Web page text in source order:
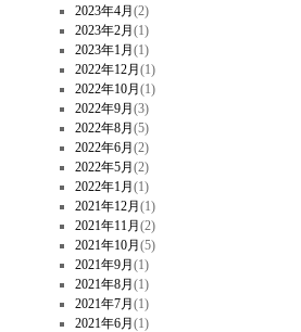
2023年4月 (2)
2023年2月 (1)
2023年1月 (1)
2022年12月 (1)
2022年10月 (1)
2022年9月 (3)
2022年8月 (5)
2022年6月 (2)
2022年5月 (2)
2022年1月 (1)
2021年12月 (1)
2021年11月 (2)
2021年10月 (5)
2021年9月 (1)
2021年8月 (1)
2021年7月 (1)
2021年6月 (1)